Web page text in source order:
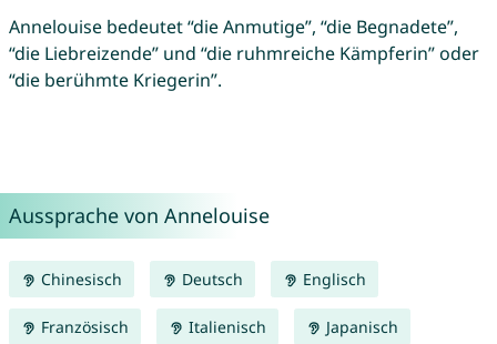
Annelouise bedeutet “die Anmutige”, “die Begnadete”,
“die Liebreizende” und “die ruhmreiche Kämpferin” oder
“die berühmte Kriegerin”.
Aussprache von Annelouise
Chinesisch Deutsch Englisch
Französisch Italienisch Japanisch